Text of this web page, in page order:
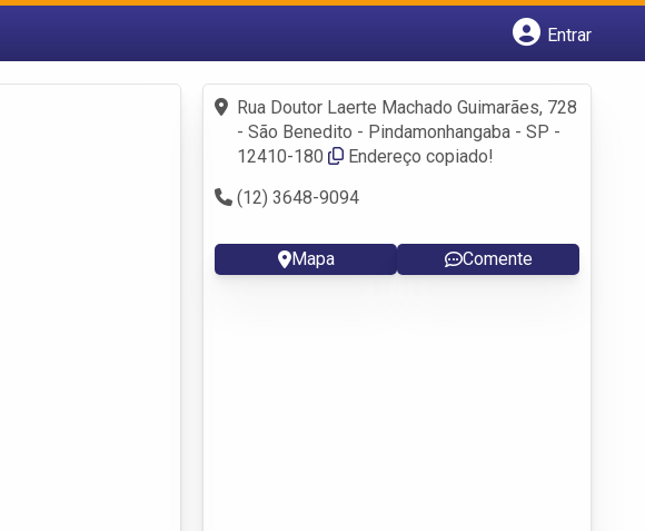
Entrar
Fazer login
Criar conta
Rua Doutor Laerte Machado Guimarães, 728
- São Benedito - Pindamonhangaba - SP -
12410-180
Endereço copiado!
(12) 3648-9094
Mapa Comente